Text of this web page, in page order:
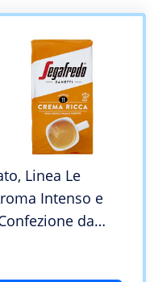
Linea Le
Intenso e
da